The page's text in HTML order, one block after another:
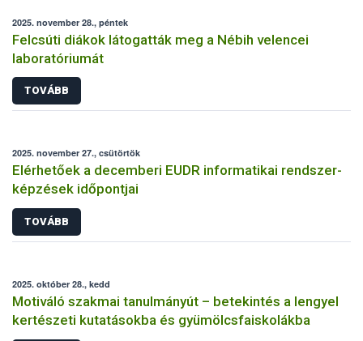
2025. november 28., péntek
Felcsúti diákok látogatták meg a Nébih velencei
laboratóriumát
TOVÁBB
2025. november 27., csütörtök
Elérhetőek a decemberi EUDR informatikai rendszer-
képzések időpontjai
TOVÁBB
2025. október 28., kedd
Motiváló szakmai tanulmányút – betekintés a lengyel
kertészeti kutatásokba és gyümölcsfaiskolákba